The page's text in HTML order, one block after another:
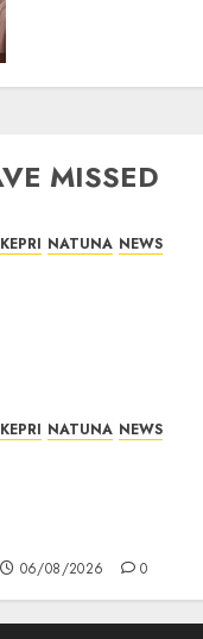
MISSED
KEPRI NATUNA NEWS
KEPRI NATUNA NEWS
06/08/2026 0